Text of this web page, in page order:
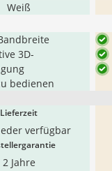
Weiß
3D-
bedienen
Lieferzeit
verfügbar
2 Jahre